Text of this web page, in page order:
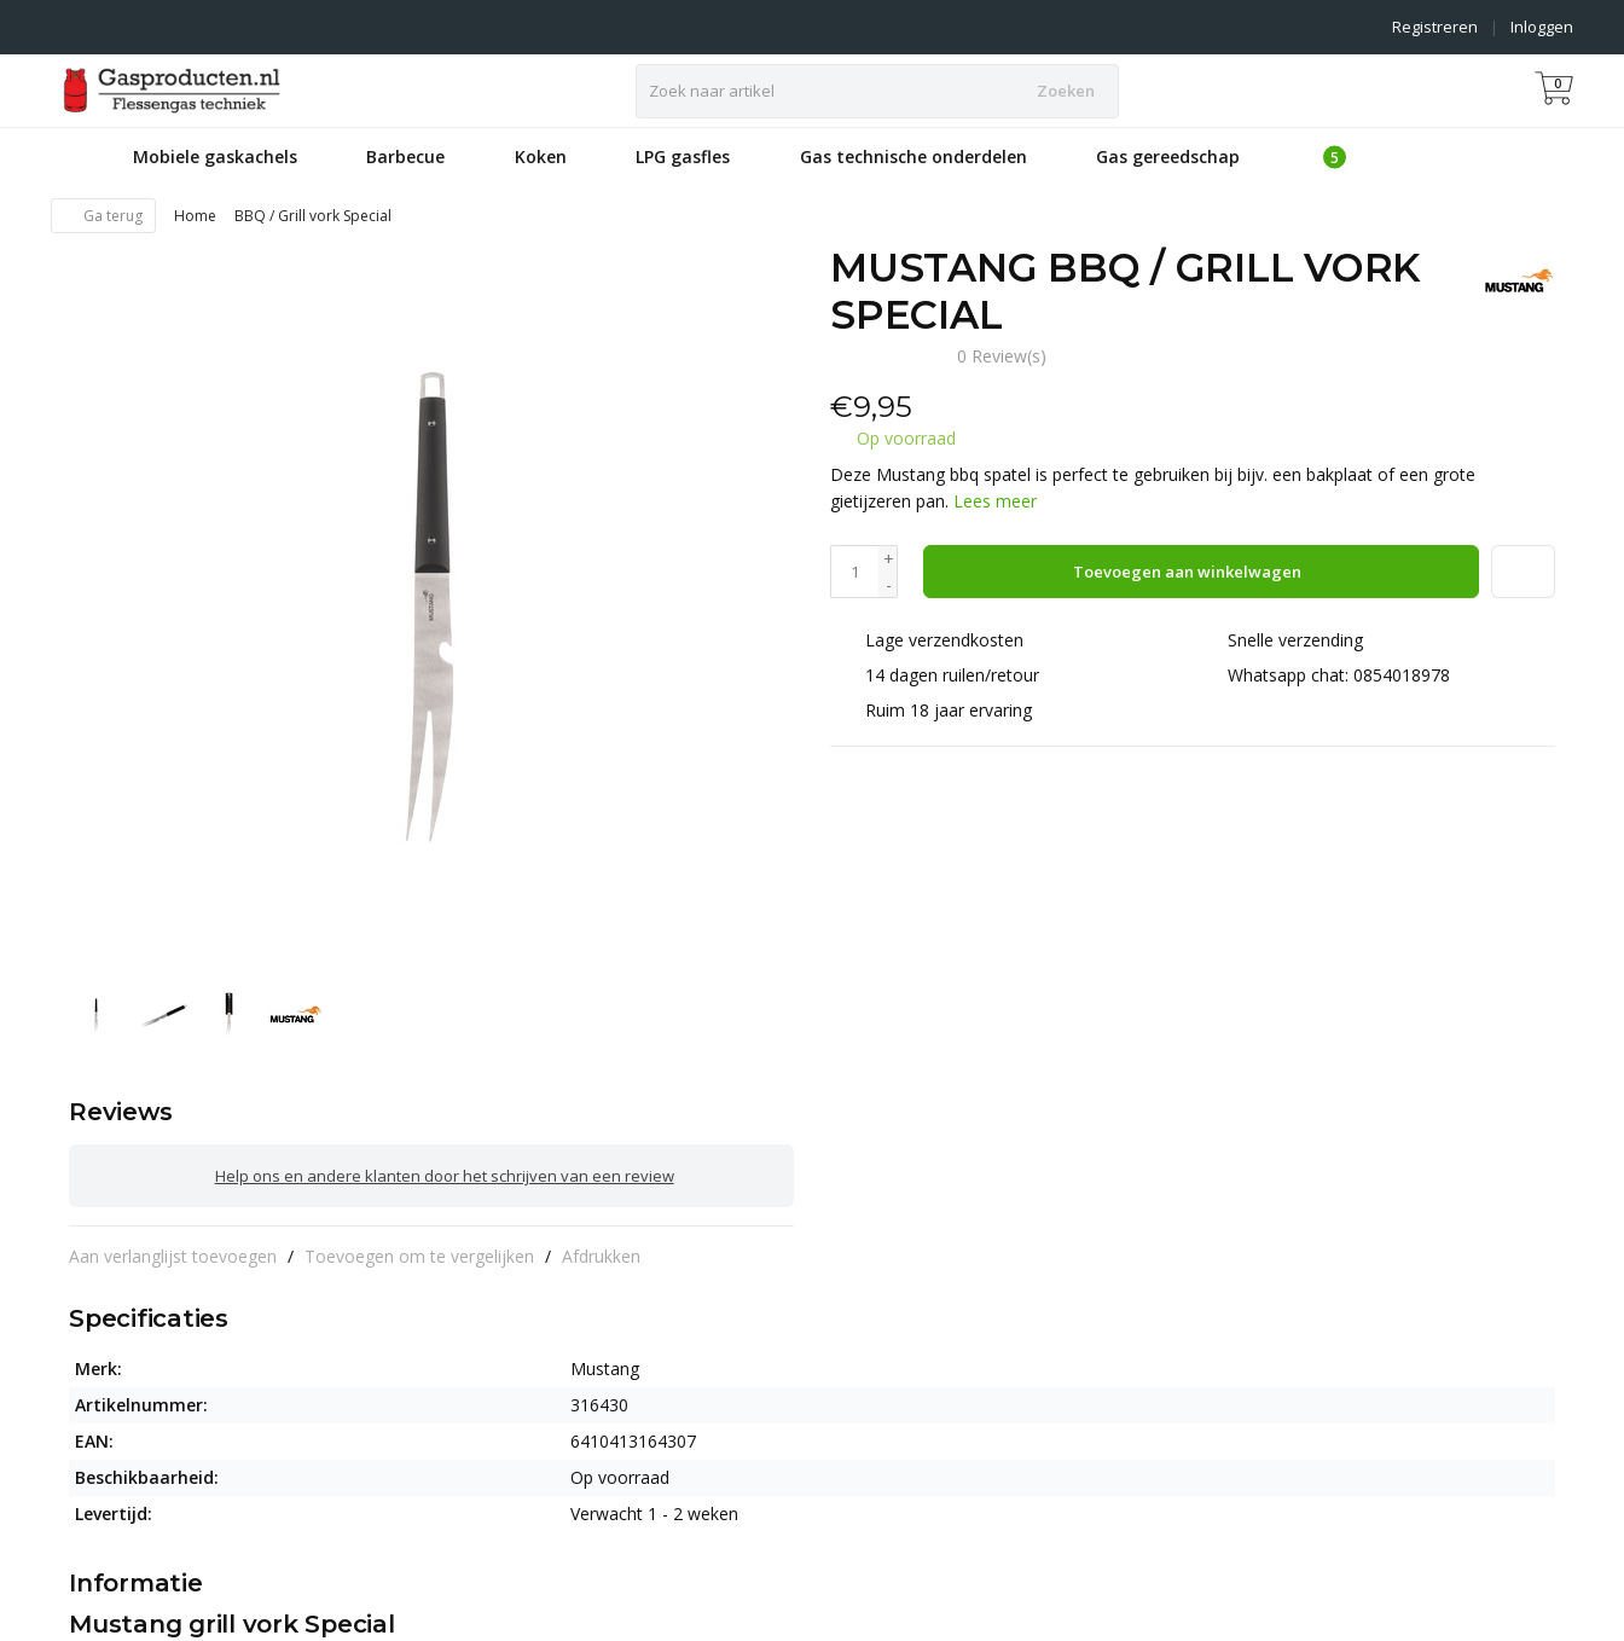
Inloggen
|
Registreren
Zoeken 0
Mobiele gaskachels Barbecue Koken LPG gasfles Gas technische onderdelen Gas gereedschap
Ga terug Home BBQ / Grill vork Special
Reviews
Help ons en andere klanten door het schrijven van een review
Aan verlanglijst toevoegen / Toevoegen om te vergelijken / Afdrukken
MUSTANG BBQ / GRILL VORK
SPECIAL
0 Review(s)
€9,95
Op voorraad
Deze Mustang bbq spatel is perfect te gebruiken bij bijv. een bakplaat of een grote
gietijzeren pan. Lees meer
+
-
Toevoegen aan winkelwagen
Lage verzendkosten
Snelle verzending
14 dagen ruilen/retour
Whatsapp chat: 0854018978
Ruim 18 jaar ervaring
Specificaties
Merk:
Mustang
Artikelnummer:
316430
EAN:
6410413164307
Beschikbaarheid:
Op voorraad
Levertijd:
Verwacht 1 - 2 weken
Informatie
Mustang grill vork Special